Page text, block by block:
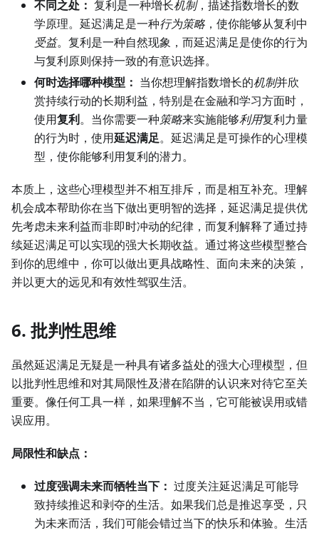
不同之处： 复利是一种增长机制，描述指数增长的数
学原理。延迟满足是一种行为策略 ，使你能够从复利中
受益。复利是一种自然现象，而延迟满足是使你的行为
与复利原则保持一致的有意识选择。
何时选择哪种模型： 当你想理解指数增长的机制并欣
赏持续行动的长期利益，特别是在金融和学习方面时，
使用复利。当你需要一种策略来实施能够利用复利力量
的行为时，使用延迟满足。延迟满足是可操作的心理模
型，使你能够利用复利的潜力。
本质上，这些心理模型并不相互排斥，而是相互补充。理解
机会成本帮助你在当下做出更明智的选择，延迟满足提供优
先考虑未来利益而非即时冲动的纪律，而复利解释了通过持
续延迟满足可以实现的强大长期收益。通过将这些模型整合
到你的思维中，你可以做出更具战略性、面向未来的决策，
并以更大的远见和有效性驾驭生活。
6. 批判性思维
虽然延迟满足无疑是一种具有诸多益处的强大心理模型，但
以批判性思维和对其局限性及潜在陷阱的认识来对待它至关
重要。像任何工具一样，如果理解不当，它可能被误用或错
误应用。
局限性和缺点：
过度强调未来而牺牲当下： 过度关注延迟满足可能导
致持续推迟和剥夺的生活。如果我们总是推迟享受，只
为未来而活，我们可能会错过当下的快乐和体验。生活